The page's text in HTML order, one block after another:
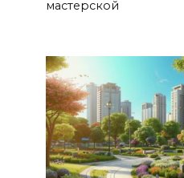
мастерской